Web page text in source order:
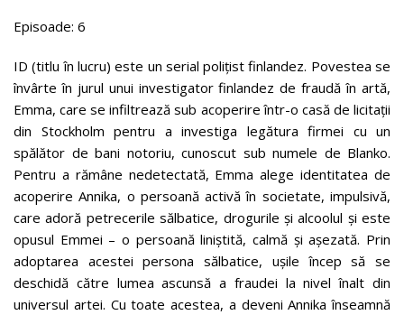
Episoade: 6
ID (titlu în lucru) este un serial polițist finlandez. Povestea se
învârte în jurul unui investigator finlandez de fraudă în artă,
Emma, care se infiltrează sub acoperire într-o casă de licitații
din Stockholm pentru a investiga legătura firmei cu un
spălător de bani notoriu, cunoscut sub numele de Blanko.
Pentru a rămâne nedetectată, Emma alege identitatea de
acoperire Annika, o persoană activă în societate, impulsivă,
care adoră petrecerile sălbatice, drogurile și alcoolul și este
opusul Emmei – o persoană liniștită, calmă și așezată. Prin
adoptarea acestei persona sălbatice, ușile încep să se
deschidă către lumea ascunsă a fraudei la nivel înalt din
universul artei. Cu toate acestea, a deveni Annika înseamnă